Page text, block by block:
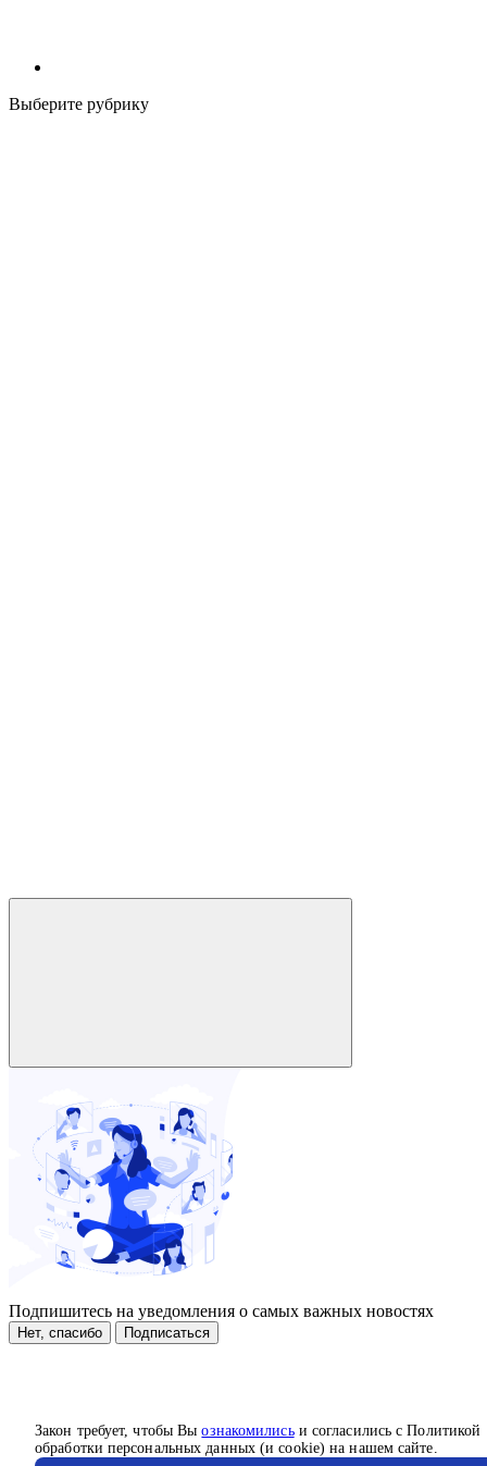
Закон требует, чтобы Выознакомилисьи согласились с Политикой
обработки персональных данных (и cookie) на нашем сайте.
Выберите рубрику
Подпишитесь на уведомления о самых важных новостях
Нет, спасибо Подписаться